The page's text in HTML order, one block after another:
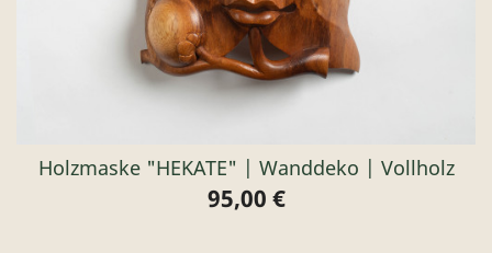
Holzmaske "HEKATE" | Wanddeko | Vollholz
Preis
95,00 €